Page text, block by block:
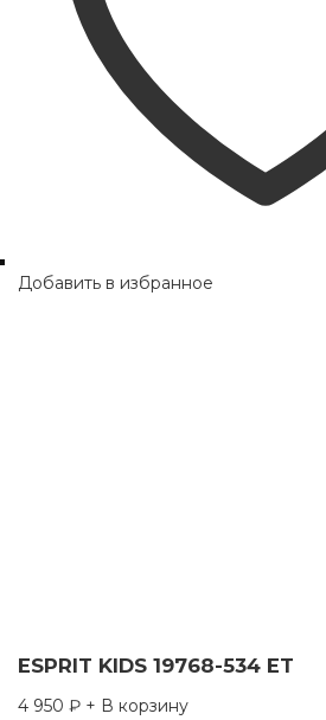
Добавить в избранное
ESPRIT KIDS 19768-534 ET
4 950 ₽ + В корзину